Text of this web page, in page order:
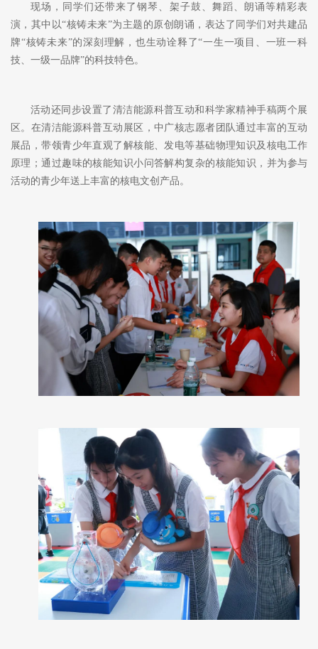
现场，同学们还带来了钢琴、架子鼓、舞蹈、朗诵等精彩表
演，其中以“核铸未来”为主题的原创朗诵，表达了同学们对共建品
牌“核铸未来”的深刻理解，也生动诠释了“一生一项目、一班一科
技、一级一品牌”的科技特色。
活动还同步设置了清洁能源科普互动和科学家精神手稿两个展
区。在清洁能源科普互动展区，中广核志愿者团队通过丰富的互动
展品，带领青少年直观了解核能、发电等基础物理知识及核电工作
原理；通过趣味的核能知识小问答解构复杂的核能知识，并为参与
活动的青少年送上丰富的核电文创产品。